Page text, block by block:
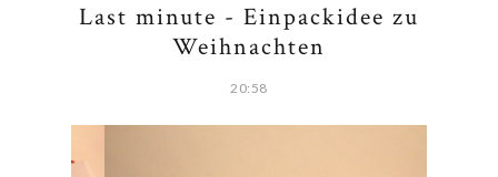
Last minute - Einpackidee zu
Weihnachten
20:58